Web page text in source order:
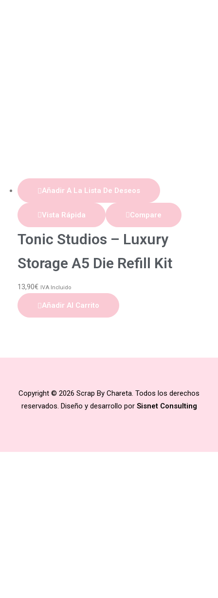
Añadir A La Lista De Deseos
Vista Rápida Compare
Tonic Studios – Luxury
Storage A5 Die Refill Kit
13,90€ IVA Incluido
Añadir Al Carrito
Copyright © 2026 Scrap By Chareta. Todos los derechos
reservados. Diseño y desarrollo por Sisnet Consulting